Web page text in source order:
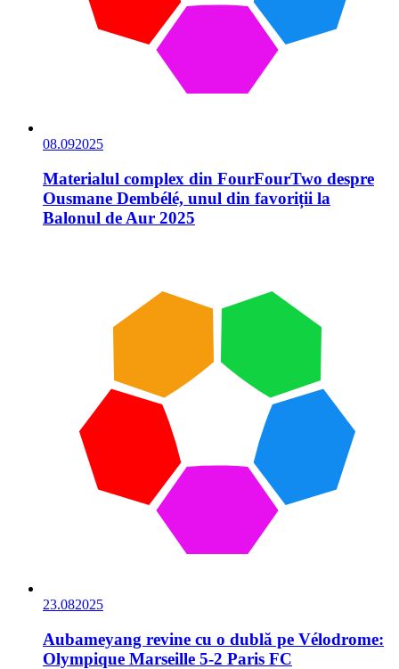
08.092025
Materialul complex din FourFourTwo despre
Ousmane Dembélé, unul din favoriții la
Balonul de Aur 2025
23.082025
Aubameyang revine cu o dublă pe Vélodrome:
Olympique Marseille 5-2 Paris FC